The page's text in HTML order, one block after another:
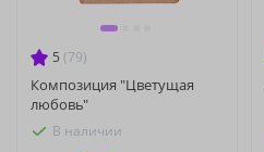
5 (79)
Композиция "Цветущая
любовь"
В наличии